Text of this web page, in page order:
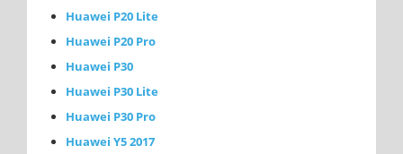
Huawei P20 Lite
Huawei P20 Pro
Huawei P30
Huawei P30 Lite
Huawei P30 Pro
Huawei Y5 2017